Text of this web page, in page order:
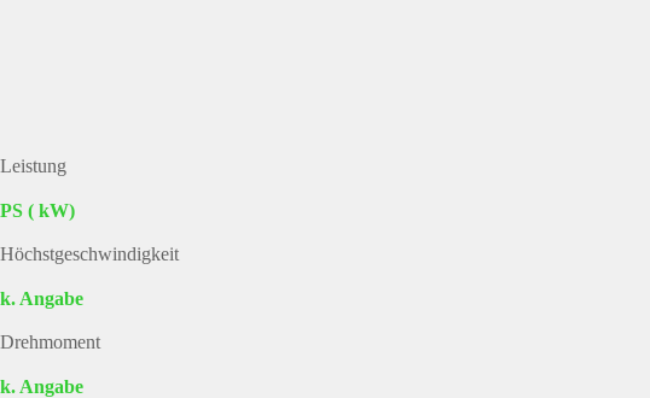
Leistung
PS ( kW)
Höchstgeschwindigkeit
k. Angabe
Drehmoment
k. Angabe